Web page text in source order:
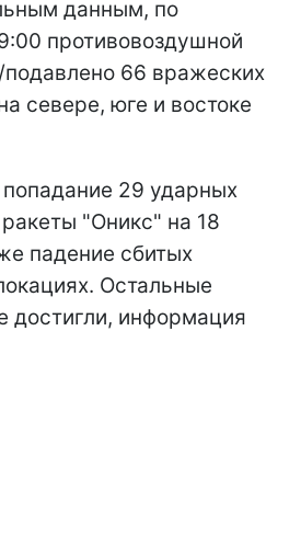
данным, по
противовоздушной
подавлено 66 вражеских
севере, юге и востоке
29 ударных
"Оникс" на 18
падение сбитых
Остальные
достигли, информация